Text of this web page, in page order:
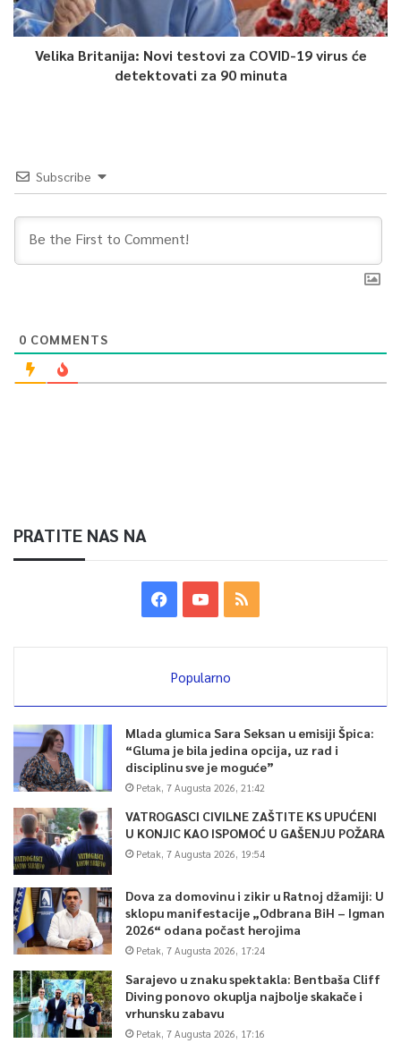
Velika Britanija: Novi testovi za COVID-19 virus će
detektovati za 90 minuta
Subscribe
0 COMMENTS
PRATITE NAS NA
Popularno
Mlada glumica Sara Seksan u emisiji Špica:
“Gluma je bila jedina opcija, uz rad i
disciplinu sve je moguće”
Petak, 7 Augusta 2026, 21:42
VATROGASCI CIVILNE ZAŠTITE KS UPUĆENI
U KONJIC KAO ISPOMOĆ U GAŠENJU POŽARA
Petak, 7 Augusta 2026, 19:54
Dova za domovinu i zikir u Ratnoj džamiji: U
sklopu manifestacije „Odbrana BiH – Igman
2026“ odana počast herojima
Petak, 7 Augusta 2026, 17:24
Sarajevo u znaku spektakla: Bentbaša Cliff
Diving ponovo okuplja najbolje skakače i
vrhunsku zabavu
Petak, 7 Augusta 2026, 17:16